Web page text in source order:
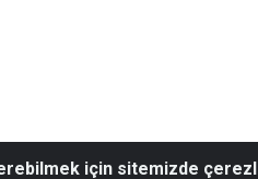
için sitemizde